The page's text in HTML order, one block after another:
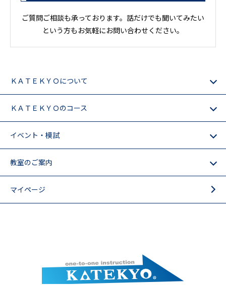
ご質問ご相談も承っております。話だけでも聞いてみたい
という方もお気軽にお問い合わせください。
ＫＡＴＥＫＹＯについて
ＫＡＴＥＫＹＯのコース
イベント・模試
教室のご案内
マイページ